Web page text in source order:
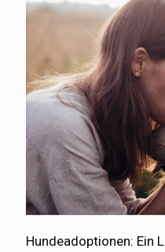
Hundeadoptionen: Ein